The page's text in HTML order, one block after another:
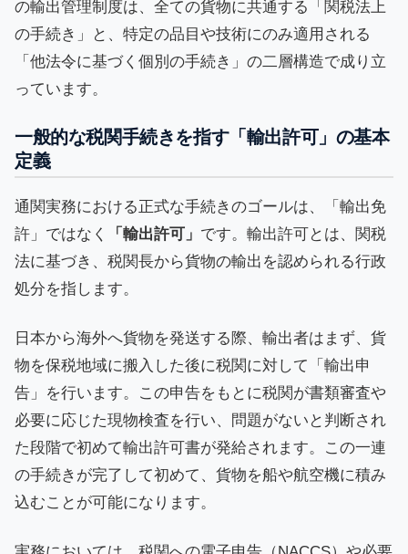
の輸出管理制度は、全ての貨物に共通する「関税法上
の手続き」と、特定の品目や技術にのみ適用される
「他法令に基づく個別の手続き」の二層構造で成り立
っています。
一般的な税関手続きを指す「輸出許可」の基本
定義
通関実務における正式な手続きのゴールは、「輸出免
許」ではなく
「輸出許可」 です。輸出許可とは、関税
法に基づき、税関長から貨物の輸出を認められる行政
処分を指します。
日本から海外へ貨物を発送する際、輸出者はまず、貨
物を保税地域に搬入した後に税関に対して「輸出申
告」を行います。この申告をもとに税関が書類審査や
必要に応じた現物検査を行い、問題がないと判断され
た段階で初めて輸出許可書が発給されます。この一連
の手続きが完了して初めて、貨物を船や航空機に積み
込むことが可能になります。